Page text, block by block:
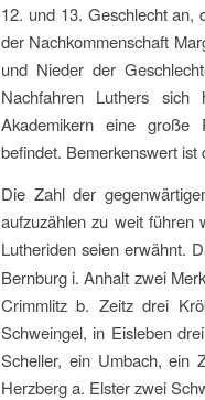
12. und 13. Geschlecht an,
der Nachkommenschaft
und Nieder der
Nachfahren Luthers
Akademikern eine große
befindet. Bemerkenswert ist
Die Zahl der
aufzuzählen zu weit führen
Lutheriden seien erwähnt.
Bernburg i. Anhalt zwei
Crimmlitz b. Zeitz drei
Schweingel, in Eisleben
Scheller, ein Umbach, ein
Herzberg a. Elster zwei